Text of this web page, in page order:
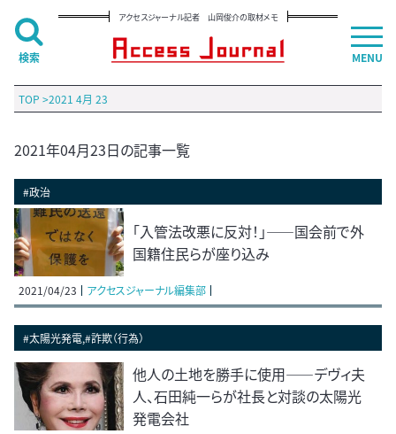
アクセスジャーナル記者 山岡俊介の取材メモ
TOP >2021 4月 23
2021年04月23日の記事一覧
#政治
「入管法改悪に反対！」――国会前で外
国籍住民らが座り込み
2021/04/23 アクセスジャーナル編集部
#太陽光発電,#詐欺（行為）
他人の土地を勝手に使用――デヴィ夫
人、石田純一らが社長と対談の太陽光
発電会社
MENU
検索